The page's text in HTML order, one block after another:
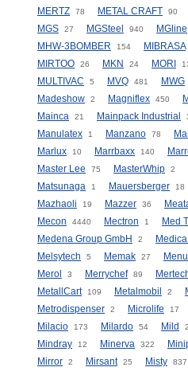
MERTZ
78 METAL CRAFT 90
MGS 27 MGSteel 940
MGline
MHW-3BOMBER
154
MIBRASA
MIRTOO
26 MKN 24 MORI
MULTIVAC 5 MVQ 481
MWG
Madeshow
2 Magniflex 450
Mainca
21 Mainpack Industrial
Manulatex 1 Manzano 78
Marlux
10 Marrbaxx 140
Master Lee
75 MasterWhip 2
Matsunaga 1 Mauersberger 18
Mazhaoli 19 Mazzer 36
Mecon
4440 Mectron 1
Med
Medena Group GmbH
2
Melsytech
5 Memak 27
Merol
3 Merrychef 89
MetallCart
109 Metalmobil 2
Metrodispenser
2 Microlife 17
Milacio 173 Milardo 54 Mild
Mindray 12 Minerva 322
Mirror
2 Mirsant 25 Misty 837